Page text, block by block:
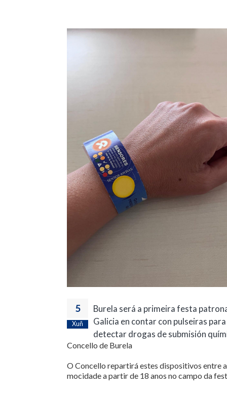
5
Xuñ
Burela será a primeira festa
Galicia en contar con pulseiras para
detectar drogas de submisión
Concello de Burela
O Concello repartirá estes dispositivos entre a
mocidade a partir de 18 anos no campo da